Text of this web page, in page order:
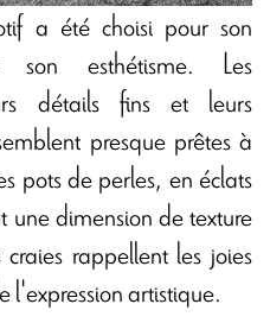
a été choisi pour son
esthétisme. Les
détails fins et leurs
presque prêtes à
pots de perles, en éclats
une dimension de texture
rappellent les joies
l'expression artistique.